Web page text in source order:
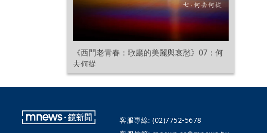
《西門老青春：歌廳的美麗與哀愁》07：何
去何從
客服專線: (02)7752-5678